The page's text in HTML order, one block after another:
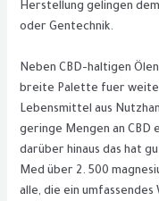
Herstellung gelingen
oder Gentechnik.
Neben CBD-haltigen
breite Palette fuer
Lebensmittel aus
geringe Mengen an
darüber hinaus das hat
Med über 2. 500
alle, die ein